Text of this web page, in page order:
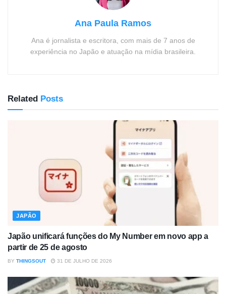
Ana Paula Ramos
Ana é jornalista e escritora, com mais de 7 anos de
experiência no Japão e atuação na mídia brasileira.
Related Posts
JAPÃO
Japão unificará funções do My Number em novo app a
partir de 25 de agosto
BY THINGSOUT 31 DE JULHO DE 2026